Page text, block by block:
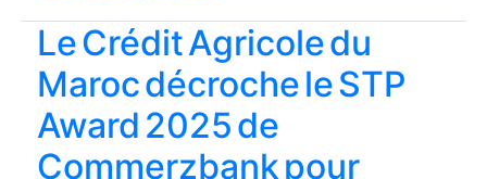
Le Crédit Agricole du
Maroc décroche le STP
Award 2025 de
Commerzbank pour